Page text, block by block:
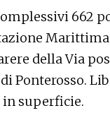
662
Marittima
della Via
Ponterosso.
in superficie.